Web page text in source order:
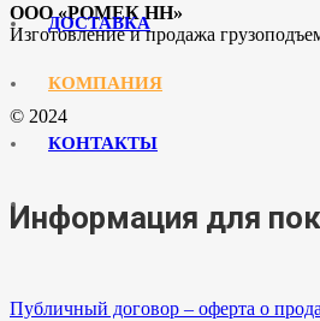
ДОСТАВКА
КОМПАНИЯ
КОНТАКТЫ
ООО «РОМЕК НН»
Изготовление и продажа
© 2024
Информация для
Публичный договор – оферта о